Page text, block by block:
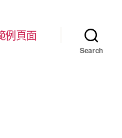
例頁面
Search